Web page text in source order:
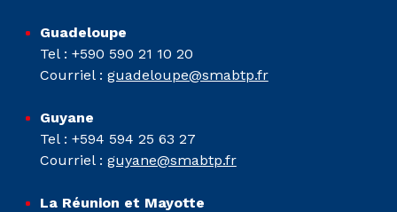
Guadeloupe
Tel : +590 590 21 10 20
Courriel : guadeloupe@smabtp.fr
Guyane
Tel : +594 594 25 63 27
Courriel : guyane@smabtp.fr
La Réunion et Mayotte